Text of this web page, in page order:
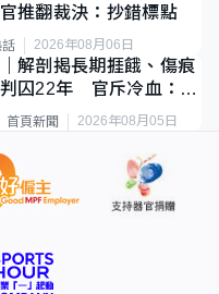
推翻裁決：抄錯標點
2026年08月06日
解剖揭長期捱餓、傷痕
囚22年 官斥冷血：同
首頁新聞 2026年08月05日